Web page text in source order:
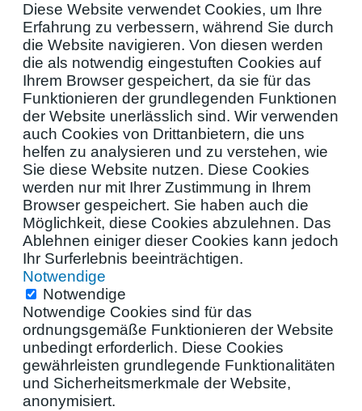
Diese Website verwendet Cookies, um Ihre
Erfahrung zu verbessern, während Sie durch
die Website navigieren. Von diesen werden
die als notwendig eingestuften Cookies auf
Ihrem Browser gespeichert, da sie für das
Funktionieren der grundlegenden Funktionen
der Website unerlässlich sind. Wir verwenden
auch Cookies von Drittanbietern, die uns
helfen zu analysieren und zu verstehen, wie
Sie diese Website nutzen. Diese Cookies
werden nur mit Ihrer Zustimmung in Ihrem
Browser gespeichert. Sie haben auch die
Möglichkeit, diese Cookies abzulehnen. Das
Ablehnen einiger dieser Cookies kann jedoch
Ihr Surferlebnis beeinträchtigen.
Notwendige
Notwendige
Notwendige Cookies sind für das
ordnungsgemäße Funktionieren der Website
unbedingt erforderlich. Diese Cookies
gewährleisten grundlegende Funktionalitäten
und Sicherheitsmerkmale der Website,
anonymisiert.